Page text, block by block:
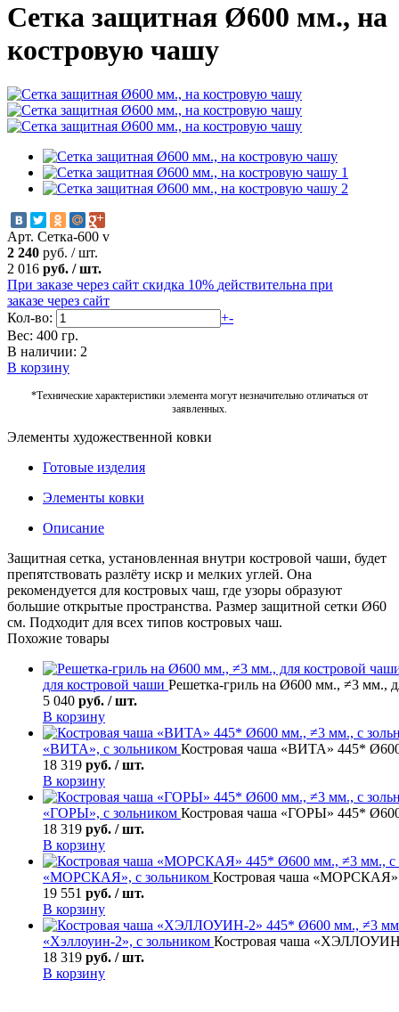
Сетка защитная Ø600 мм., на
костровую чашу
Арт. Сетка-600 v
2 240 руб. /шт.
2 016 руб. /шт.
При заказе через сайт скидка 10% действительна при
заказе через сайт
Кол-во:
+-
Вес: 400 гр.
В наличии: 2
В корзину
*Технические характеристики элемента могут незначительно отличаться от
заявленных.
Элементы художественной ковки
Готовые изделия
Элементы ковки
Описание
Защитная сетка, установленная внутри костровой чаши, будет
препятствовать разлёту искр и мелких углей. Она
рекомендуется для костровых чаш, где узоры образуют
большие открытые пространства. Размер защитной сетки Ø60
см. Подходит для всех типов костровых чаш.
Похожие товары
для костровой чаши Решетка-гриль на Ø600 мм., ≠3 мм.,
5 040 руб. / шт.
В корзину
«ВИТА», с зольником Костровая чаша «ВИТА» 445*
18 319 руб. / шт.
В корзину
«ГОРЫ», с зольником Костровая чаша «ГОРЫ» 445*
18 319 руб. / шт.
В корзину
«МОРСКАЯ», с зольником Костровая чаша «МОРСКАЯ»
19 551 руб. / шт.
В корзину
«Хэллоуин-2», с зольником Костровая чаша
18 319 руб. / шт.
В корзину